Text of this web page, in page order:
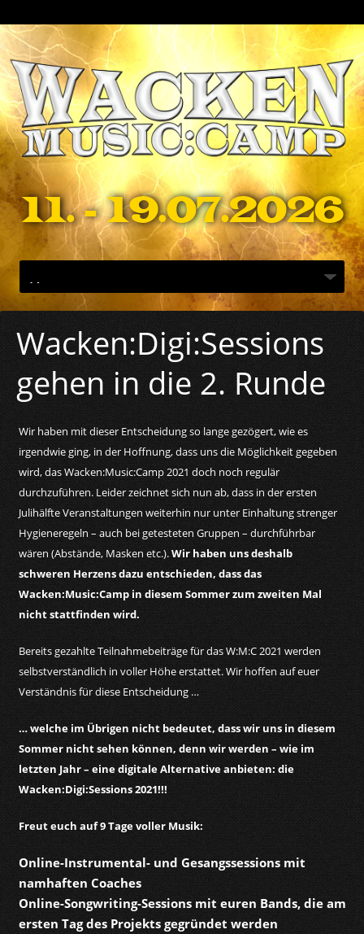
11. - 19.07.2026
Wacken:Digi:Sessions
gehen in die 2. Runde
Wir haben mit dieser Entscheidung so lange gezögert, wie es
irgendwie ging, in der Hoffnung, dass uns die Möglichkeit gegeben
wird, das Wacken:Music:Camp 2021 doch noch regulär
durchzuführen. Leider zeichnet sich nun ab, dass in der ersten
Julihälfte Veranstaltungen weiterhin nur unter Einhaltung strenger
Hygieneregeln – auch bei getesteten Gruppen – durchführbar
wären (Abstände, Masken etc.).Wir haben uns deshalb
schweren Herzens dazu entschieden, dass das
Wacken:Music:Camp in diesem Sommer zum zweiten Mal
nicht stattfinden wird.
Bereits gezahlte Teilnahmebeiträge für das W:M:C 2021 werden
selbstverständlich in voller Höhe erstattet. Wir hoffen auf euer
Verständnis für diese Entscheidung …
… welche im Übrigen nicht bedeutet, dass wir uns in diesem
Sommer nicht sehen können, denn wir werden – wie im
letzten Jahr – eine digitale Alternative anbieten: die
Wacken:Digi:Sessions 2021!!!
Freut euch auf 9 Tage voller Musik:
Online-Instrumental- und Gesangssessions mit
namhaften Coaches
Online-Songwriting-Sessions mit euren Bands, die am
ersten Tag des Projekts gegründet werden